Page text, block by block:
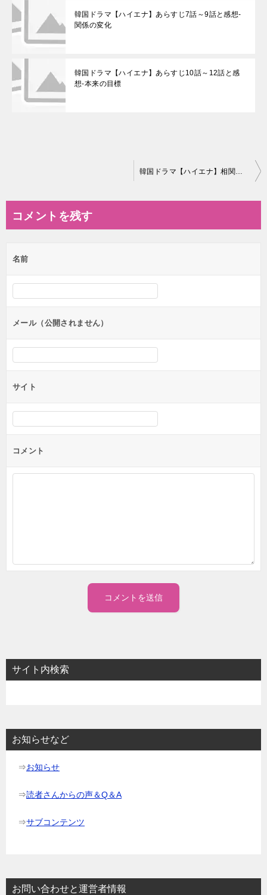
韓国ドラマ【ハイエナ】あらすじ7話～9話と感想-
関係の変化
韓国ドラマ【ハイエナ】あらすじ10話～12話と感
想-本来の目標
ビ
ー
シ
ン
韓国ドラマ【ハイエナ】相関図とキャスト情報
コメントを残す
名前
メール（公開されません）
サイト
コメント
サイト内検索
お知らせなど
⇒お知らせ
⇒読者さんからの声＆Q＆A
⇒サブコンテンツ
お問い合わせと運営者情報